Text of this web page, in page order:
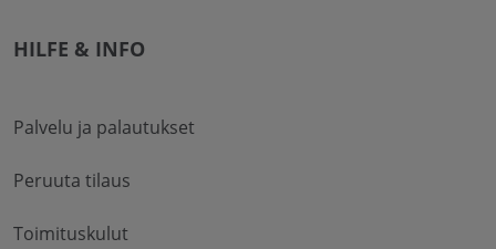
HILFE & INFO
Palvelu ja palautukset
Peruuta tilaus
Toimituskulut